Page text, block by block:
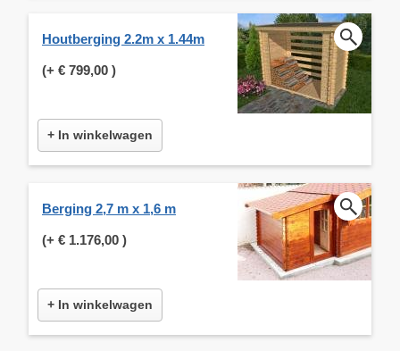
Houtberging 2.2m x 1.44m
(+ € 799,00 )
+ In winkelwagen
Berging 2,7 m x 1,6 m
(+ € 1.176,00 )
+ In winkelwagen